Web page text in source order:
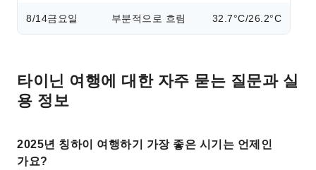
8/14금요일 부분적으로 흐림 32.7°C/26.2°C
타이닌 여행에 대한 자주 묻는 질문과 실
용 정보
2025년 칭하이 여행하기 가장 좋은 시기는 언제인
가요?